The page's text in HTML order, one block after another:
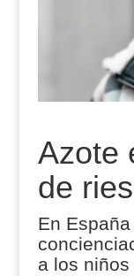
Azote
de
En
a los